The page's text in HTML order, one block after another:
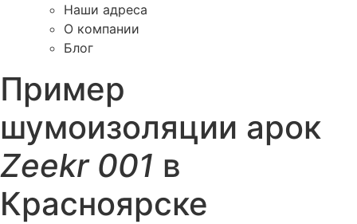
Наши адреса
О компании
Блог
Пример
шумоизоляции арок
Zeekr 001 в
Красноярске